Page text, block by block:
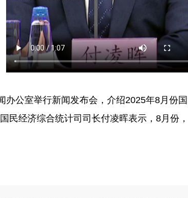
公室举行新闻发布会，介绍2025年8月份
民经济综合统计司司长付凌晖表示，8月份